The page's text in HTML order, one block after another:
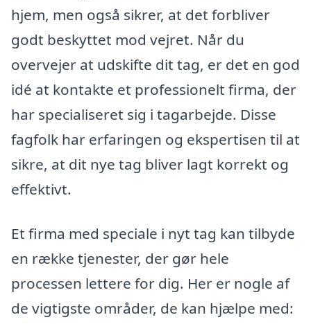
hjem, men også sikrer, at det forbliver
godt beskyttet mod vejret. Når du
overvejer at udskifte dit tag, er det en god
idé at kontakte et professionelt firma, der
har specialiseret sig i tagarbejde. Disse
fagfolk har erfaringen og ekspertisen til at
sikre, at dit nye tag bliver lagt korrekt og
effektivt.
Et firma med speciale i nyt tag kan tilbyde
en række tjenester, der gør hele
processen lettere for dig. Her er nogle af
de vigtigste områder, de kan hjælpe med: